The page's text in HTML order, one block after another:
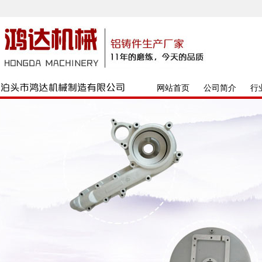
网站首页 公司简介 行